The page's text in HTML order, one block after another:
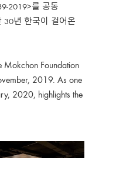
2019>를 공동
30년 한국이 걸어온
Mokchon Foundation
2019. As one
2020, highlights the